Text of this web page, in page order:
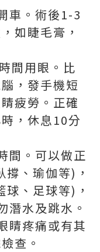
車。術後1-3
如睫毛膏，
間用眼。比
，發手機短
疲勞。正確
，休息10分
間。可以做正
、瑜伽等)，
、足球等)，
潛水及跳水。
睛疼痛或有其
查。